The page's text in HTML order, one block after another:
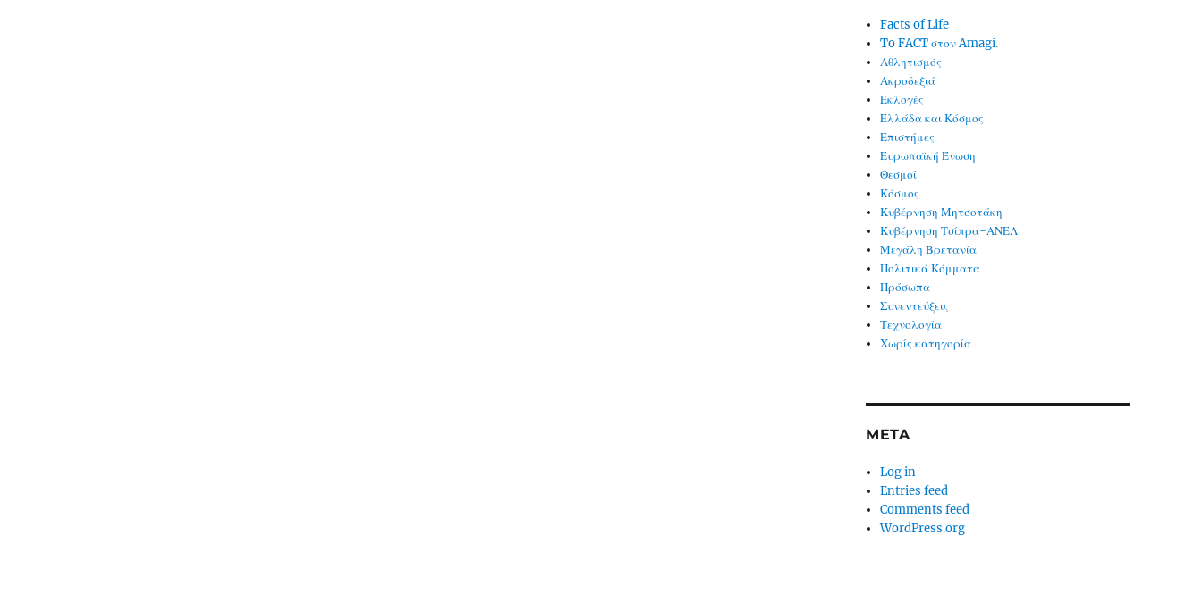
Facts of Life
To FACT στον Amagi.
Αθλητισμός
Ακροδεξιά
Εκλογές
Ελλάδα και Κόσμος
Επιστήμες
Ευρωπαϊκή Ένωση
Θεσμοί
Κόσμος
Κυβέρνηση Μητσοτάκη
Κυβέρνηση Τσίπρα-ΑΝΕΛ
Μεγάλη Βρετανία
Πολιτικά Κόμματα
Πρόσωπα
Συνεντεύξεις
Τεχνολογία
Χωρίς κατηγορία
META
Log in
Entries feed
Comments feed
WordPress.org